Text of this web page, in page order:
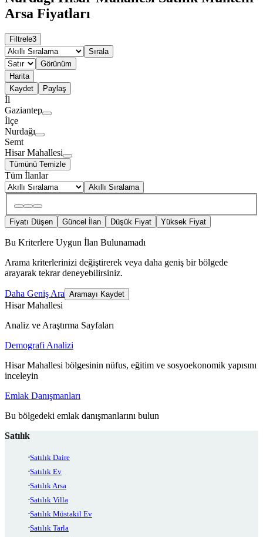
Arsa Fiyatları
Filtrele3
Sırala
Görünüm
Harita
Kaydet
Paylaş
İl
Gaziantep
İlçe
Nurdağı
Semt
Hisar Mahallesi
Tümünü Temizle
Tüm İlanlar
Akıllı Sıralama
Fiyatı Düşen Güncel İlan Düşük Fiyat Yüksek Fiyat
Bu Kriterlere Uygun İlan Bulunamadı
Arama kriterlerinizi değiştirerek veya daha geniş bir bölgede
arayarak tekrar deneyebilirsiniz.
Daha Geniş Ara Aramayı Kaydet
Hisar Mahallesi
Analiz ve Araştırma Sayfaları
Demografi Analizi
Hisar Mahallesi bölgesinin nüfus, eğitim ve sosyoekonomik yapısını
inceleyin
Emlak Danışmanları
Bu bölgedeki emlak danışmanlarını bulun
Satılık
Satılık Daire
Satılık Ev
Satılık Arsa
Satılık Villa
Satılık Müstakil Ev
Satılık Tarla